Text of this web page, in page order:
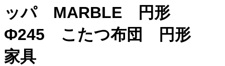
ッパ MARBLE 円形
Ф245 こたつ布団 円形
家具